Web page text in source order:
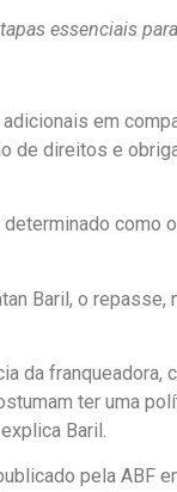
essenciais
em
direitos e
como
Baril, o
da
ter uma
Baril.
pela ABF